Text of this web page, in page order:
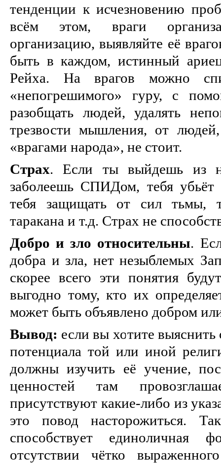
тенденции к исчезновению
всём этом, враги
организацию, выявляйте её
быть в каждом, истинный
Рейха. На врагов можно
«непогрешимого» гуру, с
разобщать людей, удалять
трезвости мышления, от
«врагами народа», не стоит.
Страх. Если ты выйдешь из
заболеешь СПИДом, тебя
тебя защищать от сил тьмы,
таракана и т.д. Страх не
Добро и зло относительны.
добра и зла, нет незыблемых
скорее всего эти понятия
выгодно тому, кто их
может быть объявлено добром
Вывод: если вы хотите выяснить
потенциала той или иной
должны изучить её учение,
ценностей там
присутствуют какие-либо из
это повод насторожиться.
способствует единоличная
отсутствии чётко